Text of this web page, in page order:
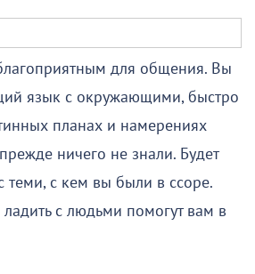
для общения. Вы
язык с окружающими, быстро
планах и намерениях
ничего не знали. Будет
теми, с кем вы были в ссоре.
с людьми помогут вам в